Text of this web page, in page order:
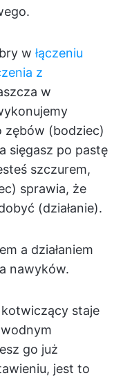
w łączeniu
z
w
zębów (bodziec)
sięgasz po pastę
szczurem,
sprawia, że
(działanie).
a działaniem
nawyków.
staje
go już
jest to